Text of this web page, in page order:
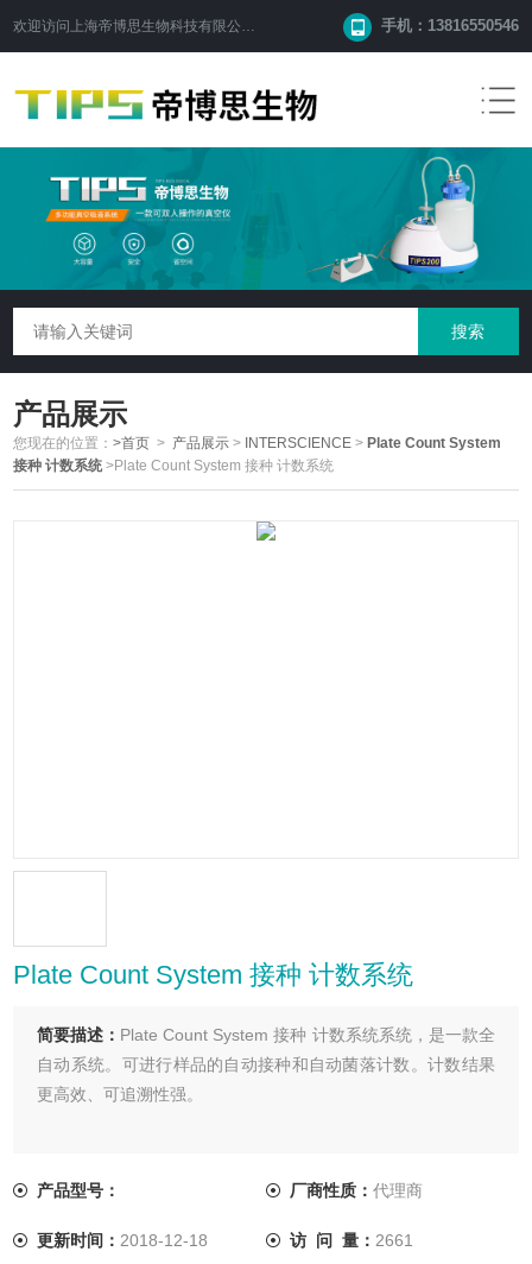
欢迎访问 上海帝博思生物科技有限公司 手机：13816550546
产品展示
您现在的位置：>首页 > 产品展示 > INTERSCIENCE >Plate Count System
接种 计数系统 >Plate Count System 接种 计数系统
Plate Count System 接种 计数系统
简要描述： Plate Count System 接种 计数系统系统，是一款全
自动系统。可进行样品的自动接种和自动菌落计数。计数结果
更高效、可追溯性强。
产品型号： 厂商性质： 代理商
更新时间： 2018-12-18 访 问 量： 2661